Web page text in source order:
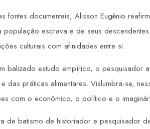
fontes documentais, Alisson Eugênio
escrava e de seus
culturais com afinidades entre si.
balizado estudo empírico, o
práticas alimentares. Vislumbra-se,
com o econômico, o político e o
de batismo de historiador e pesquisador